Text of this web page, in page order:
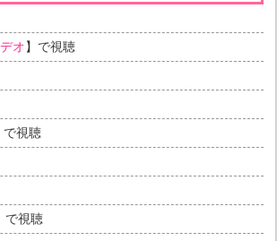
オ】で視聴
で視聴
で視聴